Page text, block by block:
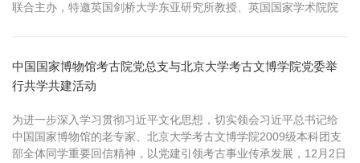
联合主办，特邀英国剑桥大学东亚研究所教授、英国国家学术院院
中国国家博物馆考古院党总支与北京大学考古文博学院党委举
行共学共建活动
为进一步深入学习贯彻习近平文化思想，切实领会习近平总书记给
中国国家博物馆的老专家、北京大学考古文博学院2009级本科团支
部全体同学重要回信精神，以党建引领考古事业传承发展，12月2日